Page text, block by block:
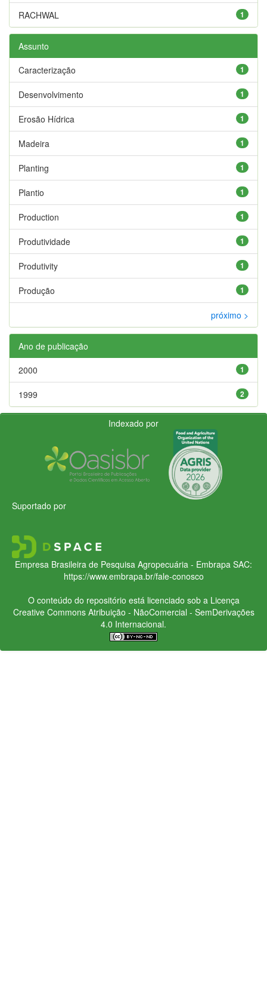
1
RACHWAL
Assunto
1
Caracterização
1
Desenvolvimento
1
Erosão Hídrica
1
Madeira
1
Planting
1
Plantio
1
Production
1
Produtividade
1
Produtivity
1
Produção
próximo >
Ano de publicação
1
2000
2
1999
Indexado por
Suportado por
Empresa Brasileira de Pesquisa Agropecuária - Embrapa SAC:
https://www.embrapa.br/fale-conosco
O conteúdo do repositório está licenciado sob a Licença
Creative CommonsAtribuição - NãoComercial - SemDerivações
4.0 Internacional.